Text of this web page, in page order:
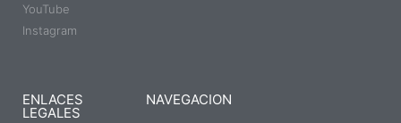
YouTube
Instagram
ENLACES
LEGALES
NAVEGACION